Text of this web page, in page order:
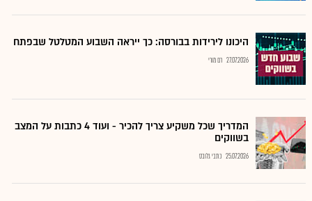
היכונו לירידות בבורסה: כך ייראה השבוע המטלטל שבפתח
27.07.2026 רם מורי
המדריך שכל משקיע צריך להכיר - ועוד 4 כתבות על המצב
בשווקים
25.07.2026 כתבי גלובס